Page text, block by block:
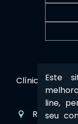
Clínica
Rua
Este
line,
seu